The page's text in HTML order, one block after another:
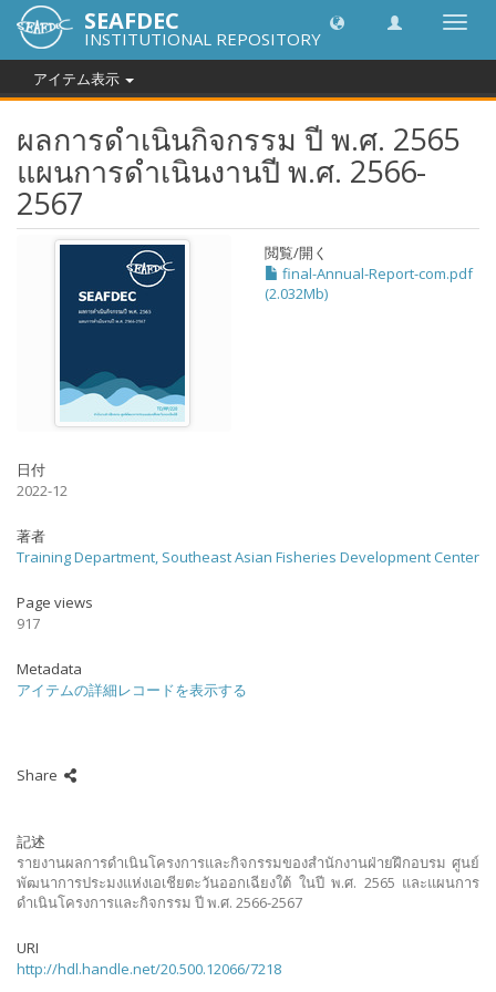
SEAFDEC
INSTITUTIONAL REPOSITORY
アイテム表示
ผลการดำเนินกิจกรรม ปี พ.ศ. 2565
แผนการดำเนินงานปี พ.ศ. 2566-
2567
閲覧/開く
final-Annual-Report-com.pdf
(2.032Mb)
日付
2022-12
著者
Training Department, Southeast Asian Fisheries Development Center
Page views
917
Metadata
アイテムの詳細レコードを表示する
Share
記述
รายงานผลการดำเนินโครงการและกิจกรรมของสำนักงานฝ่ายฝึกอบรม ศูนย์
พัฒนาการประมงแห่งเอเชียตะวันออกเฉียงใต้ ในปี พ.ศ. 2565 และแผนการ
ดำเนินโครงการและกิจกรรม ปี พ.ศ. 2566-2567
URI
http://hdl.handle.net/20.500.12066/7218